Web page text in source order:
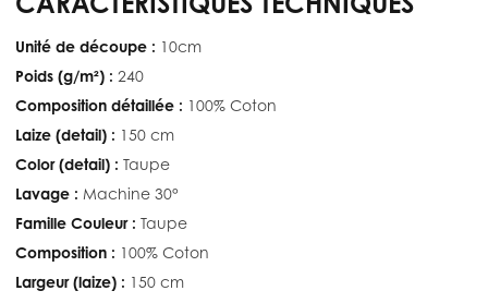
Unité de découpe : 10cm
Poids (g/m²) : 240
Composition détaillée : 100% Coton
Laize (detail) : 150 cm
Color (detail) : Taupe
Lavage : Machine 30°
Famille Couleur : Taupe
Composition : 100% Coton
Largeur (laize) : 150 cm